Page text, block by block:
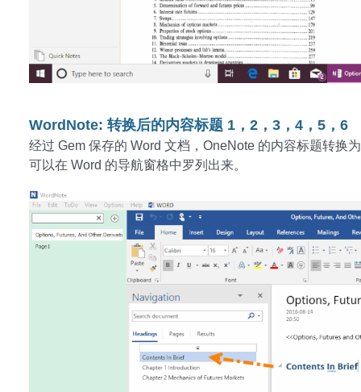
WordNote: 转换后的内容标题 1，2，3，4，5，6
经过 Gem 保存的 Word 文档，OneNote 的内容标题转换
可以在 Word 的导航窗格中罗列出来。